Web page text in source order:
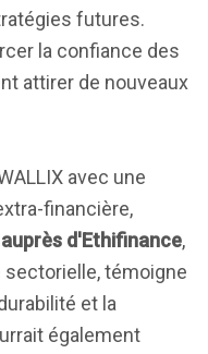
futures.
la confiance des
attirer de nouveaux
avec une
financière,
d'Ethifinance,
sectorielle, témoigne
et la
également